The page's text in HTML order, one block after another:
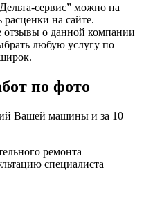
сервис” можно на
на сайте.
о данной компании
любую услугу по
по фото
Вашей машины и за 10
ремонта
специалиста